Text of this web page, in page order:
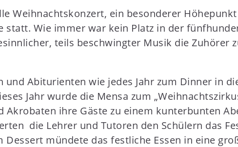
Weihnachtskonzert, ein besonderer
statt. Wie immer war kein Platz in der
teils beschwingter Musik die Zuhörer
Abiturienten wie jedes Jahr zum Dinner in
Jahr wurde die Mensa zum
ihre Gäste zu einem kunterbunten
die Lehrer und Tutoren den Schülern das
mündete das festliche Essen in eine